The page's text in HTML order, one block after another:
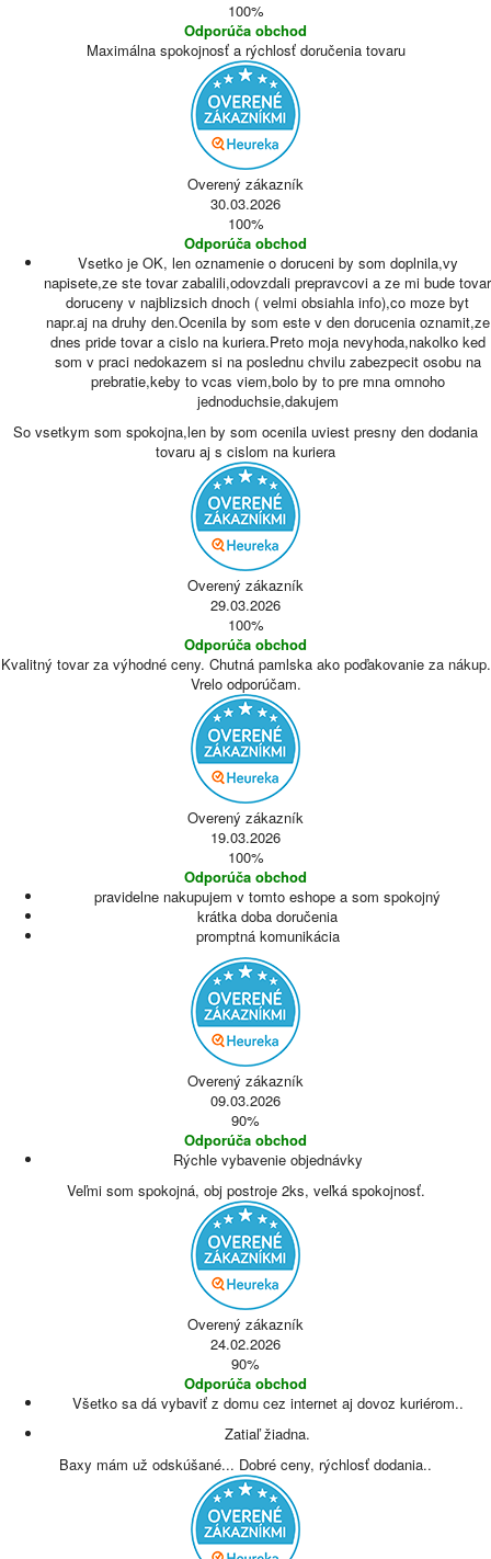
100%
Odporúča obchod
Maximálna spokojnosť a rýchlosť doručenia tovaru
Overený zákazník
30.03.2026
100%
Odporúča obchod
Vsetko je OK, len oznamenie o doruceni by som doplnila,vy
napisete,ze ste tovar zabalili,odovzdali prepravcovi a ze mi bude tovar
doruceny v najblizsich dnoch ( velmi obsiahla info),co moze byt
napr.aj na druhy den.Ocenila by som este v den dorucenia oznamit,ze
dnes pride tovar a cislo na kuriera.Preto moja nevyhoda,nakolko ked
som v praci nedokazem si na poslednu chvilu zabezpecit osobu na
prebratie,keby to vcas viem,bolo by to pre mna omnoho
jednoduchsie,dakujem
So vsetkym som spokojna,len by som ocenila uviest presny den dodania
tovaru aj s cislom na kuriera
Overený zákazník
29.03.2026
100%
Odporúča obchod
Kvalitný tovar za výhodné ceny. Chutná pamlska ako poďakovanie za nákup.
Vrelo odporúčam.
Overený zákazník
19.03.2026
100%
Odporúča obchod
pravidelne nakupujem v tomto eshope a som spokojný
krátka doba doručenia
promptná komunikácia
Overený zákazník
09.03.2026
90%
Odporúča obchod
Rýchle vybavenie objednávky
Veľmi som spokojná, obj postroje 2ks, veľká spokojnosť.
Overený zákazník
24.02.2026
90%
Odporúča obchod
Všetko sa dá vybaviť z domu cez internet aj dovoz kuriérom..
Zatiaľ žiadna.
Baxy mám už odskúšané... Dobré ceny, rýchlosť dodania..